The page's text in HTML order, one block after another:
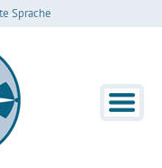
Sprache